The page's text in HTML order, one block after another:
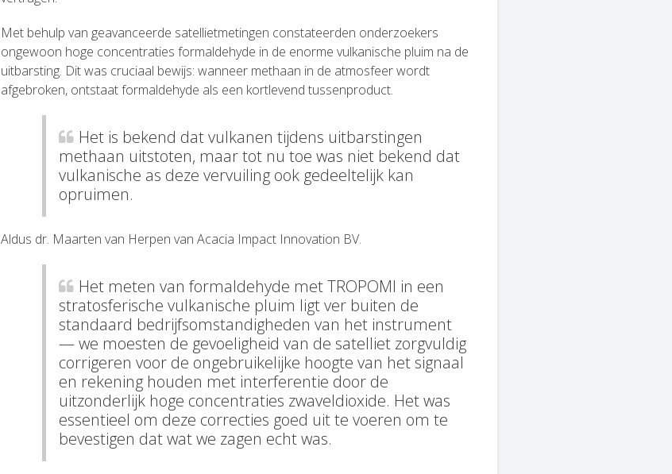
Met behulp van geavanceerde satellietmetingen constateerden onderzoekers
ongewoon hoge concentraties formaldehyde in de enorme vulkanische pluim na de
uitbarsting. Dit was cruciaal bewijs: wanneer methaan in de atmosfeer wordt
afgebroken, ontstaat formaldehyde als een kortlevend tussenproduct.
Het is bekend dat vulkanen tijdens uitbarstingen
methaan uitstoten, maar tot nu toe was niet bekend dat
vulkanische as deze vervuiling ook gedeeltelijk kan
opruimen.
Aldus dr. Maarten van Herpen van Acacia Impact Innovation BV.
Het meten van formaldehyde met TROPOMI in een
stratosferische vulkanische pluim ligt ver buiten de
standaard bedrijfsomstandigheden van het instrument
— we moesten de gevoeligheid van de satelliet zorgvuldig
corrigeren voor de ongebruikelijke hoogte van het signaal
en rekening houden met interferentie door de
uitzonderlijk hoge concentraties zwaveldioxide. Het was
essentieel om deze correcties goed uit te voeren om te
bevestigen dat wat we zagen echt was.